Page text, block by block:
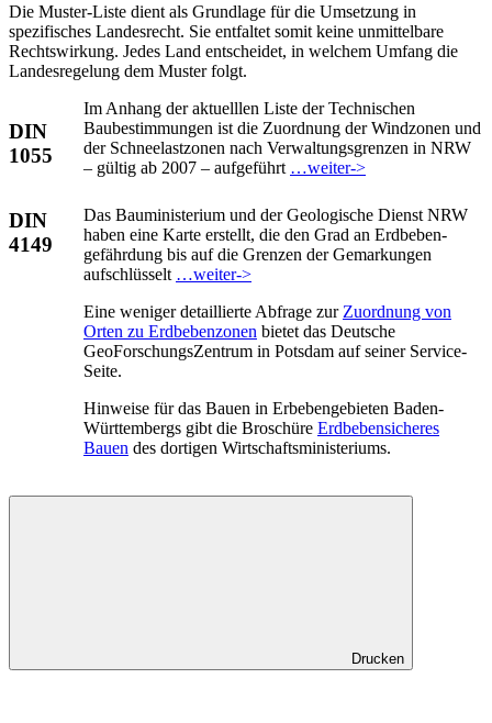
Die Muster-Liste dient als Grundlage für die Umsetzung in
spezifisches Landesrecht. Sie entfaltet somit keine unmittelbare
Rechtswirkung. Jedes Land entscheidet, in welchem Umfang die
Landesregelung dem Muster folgt.
DIN
1055
Im Anhang der aktuelllen Liste der Technischen
Baubestimmungen ist die Zuordnung der Windzonen und
der Schneelastzonen nach Verwaltungsgrenzen in NRW
– gültig ab 2007 – aufgeführt …weiter->
DIN
4149
Das Bauministerium und der Geologische Dienst NRW
haben eine Karte erstellt, die den Grad an Erdbeben-
gefährdung bis auf die Grenzen der Gemarkungen
aufschlüsselt …weiter->
Eine weniger detaillierte Abfrage zur Zuordnung von
Orten zu Erdbebenzonen bietet das Deutsche
GeoForschungsZentrum in Potsdam auf seiner Service-
Seite.
Hinweise für das Bauen in Erbebengebieten Baden-
Württembergs gibt die Broschüre Erdbebensicheres
Bauen des dortigen Wirtschaftsministeriums.
Drucken